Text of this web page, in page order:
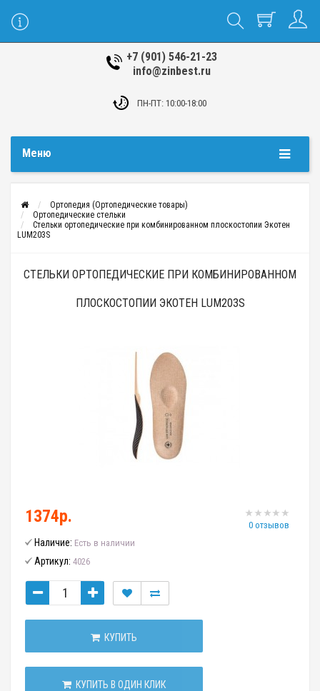
+7 (901) 546-21-23
info@zinbest.ru
ПН-ПТ: 10:00-18:00
Меню
Ортопедия (Ортопедические товары)
Ортопедические стельки
Стельки ортопедические при комбинированном плоскостопии Экотен
LUM203S
СТЕЛЬКИ ОРТОПЕДИЧЕСКИЕ ПРИ КОМБИНИРОВАННОМ
ПЛОСКОСТОПИИ ЭКОТЕН LUM203S
0 отзывов
1374р.
Наличие: Есть в наличии
Артикул: 4026
КУПИТЬ
КУПИТЬ В ОДИН КЛИК